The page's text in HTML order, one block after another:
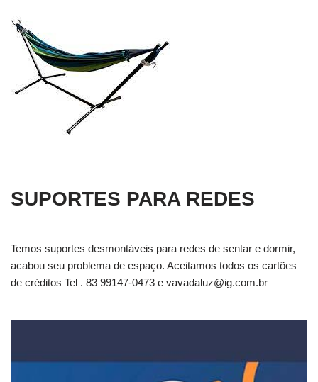
SUPORTES PARA REDES
Temos suportes desmontáveis para redes de sentar e dormir,
acabou seu problema de espaço. Aceitamos todos os cartões
de créditos Tel . 83 99147-0473 e vavadaluz@ig.com.br